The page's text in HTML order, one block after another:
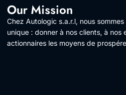
Our Mission
Chez Autologic s.a.r.l, nous
unique : donner à nos clients, à nos
actionnaires les moyens de